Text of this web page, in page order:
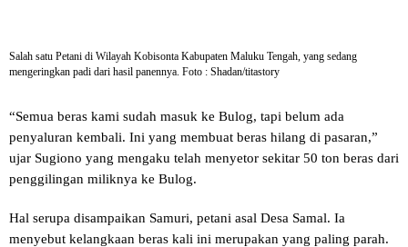
Salah satu Petani di Wilayah Kobisonta Kabupaten Maluku Tengah, yang sedang
mengeringkan padi dari hasil panennya. Foto : Shadan/titastory
“Semua beras kami sudah masuk ke Bulog, tapi belum ada
penyaluran kembali. Ini yang membuat beras hilang di pasaran,”
ujar Sugiono yang mengaku telah menyetor sekitar 50 ton beras dari
penggilingan miliknya ke Bulog.
Hal serupa disampaikan Samuri, petani asal Desa Samal. Ia
menyebut kelangkaan beras kali ini merupakan yang paling parah.